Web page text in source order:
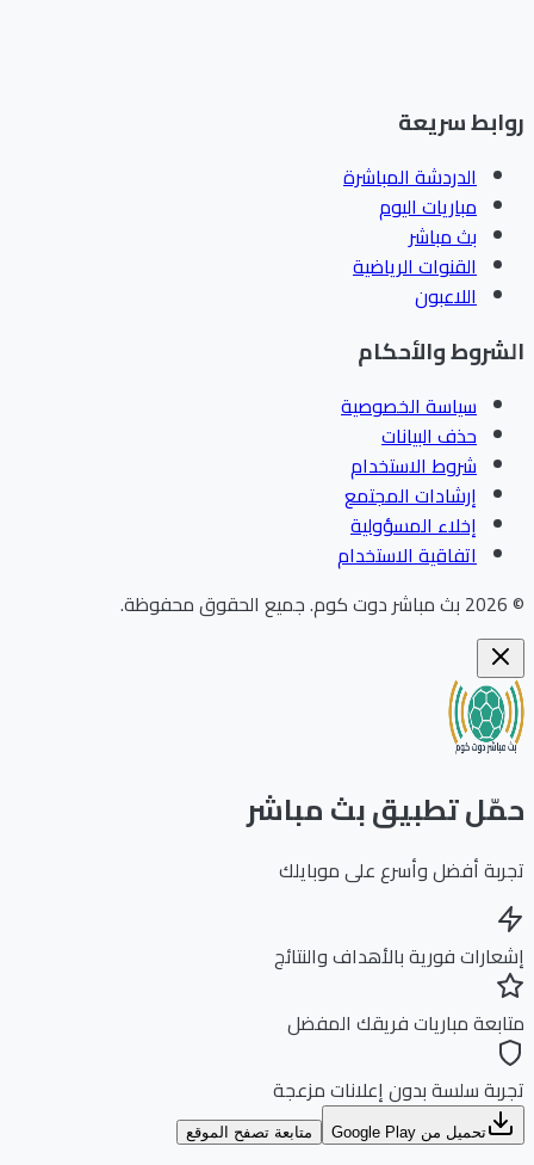
سريعة
الدردشة المباشرة
مباريات اليوم
بث مباشر
القنوات الرياضية
اللاعبون
والأحكام
سياسة الخصوصية
حذف البيانات
شروط الاستخدام
إرشادات المجتمع
إخلاء المسؤولية
اتفاقية الاستخدام
بث مباشر دوت كوم.جميع الحقوق محفوظة.
تطبيق بث مباشر
أفضل وأسرع على موبايلك
فورية بالأهداف والنتائج
مباريات فريقك المفضل
سلسة بدون إعلانات مزعجة
تحميل من Google Play متابعة تصفح الموقع